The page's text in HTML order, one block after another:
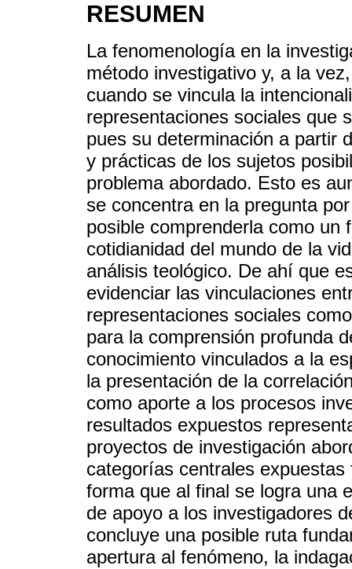
RESUMEN
La fenomenología en la
método investigativo y, a la
cuando se vincula la
representaciones sociales que
pues su determinación a partir
y prácticas de los sujetos
problema abordado. Esto es
se concentra en la pregunta
posible comprenderla como un
cotidianidad del mundo de la
análisis teológico. De ahí que
evidenciar las vinculaciones
representaciones sociales
para la comprensión profunda
conocimiento vinculados a la
la presentación de la
como aporte a los procesos
resultados expuestos
proyectos de investigación
categorías centrales
forma que al final se logra una
de apoyo a los investigadores
concluye una posible ruta
apertura al fenómeno, la